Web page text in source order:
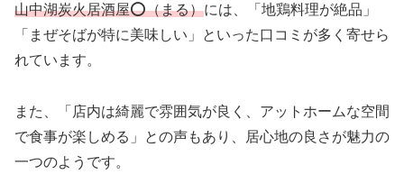
山中湖炭火居酒屋⭕️（まる）には、「地鶏料理が絶品」
「まぜそばが特に美味しい」といった口コミが多く寄せら
れています。
また、「店内は綺麗で雰囲気が良く、アットホームな空間
で食事が楽しめる」との声もあり、居心地の良さが魅力の
一つのようです。